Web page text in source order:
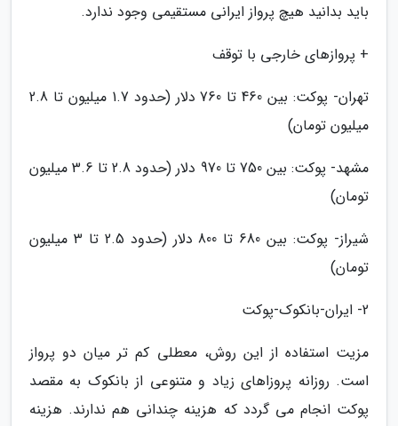
باید بدانید هیچ پرواز ایرانی مستقیمی وجود ندارد.
+ پروازهای خارجی با توقف
تهران- پوکت: بین 460 تا 760 دلار (حدود 1.7 میلیون تا 2.8
میلیون تومان)
مشهد- پوکت: بین 750 تا 970 دلار (حدود 2.8 تا 3.6 میلیون
تومان)
شیراز- پوکت: بین 680 تا 800 دلار (حدود 2.5 تا 3 میلیون
تومان)
2- ایران-بانکوک-پوکت
مزیت استفاده از این روش، معطلی کم تر میان دو پرواز
است. روزانه پروزاهای زیاد و متنوعی از بانکوک به مقصد
پوکت انجام می گردد که هزینه چندانی هم ندارند. هزینه